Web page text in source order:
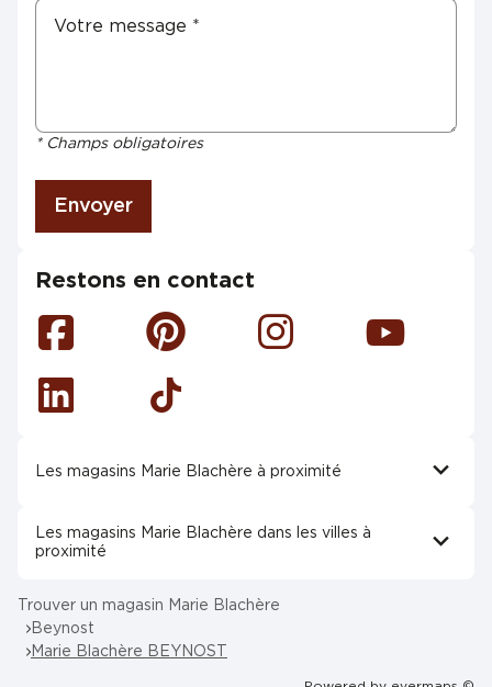
* Champs obligatoires
Envoyer
Restons en contact
Facebook Pinterest Instagram Youtube
Linkedin Tiktok
Les magasins Marie Blachère à proximité
Les magasins Marie Blachère dans les villes à
proximité
Trouver un magasin Marie Blachère
Beynost
Marie Blachère BEYNOST